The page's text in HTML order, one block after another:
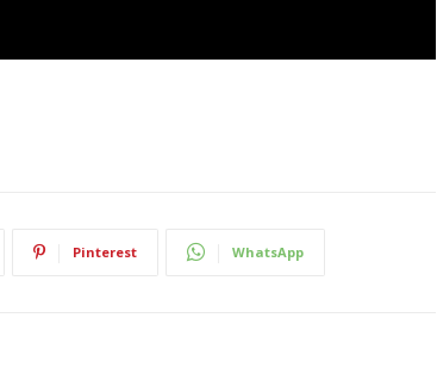
Pinterest WhatsApp